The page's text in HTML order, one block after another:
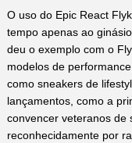
O uso do Epic React
tempo apenas ao
deu o exemplo com o
modelos de
como sneakers de
lançamentos, como a
convencer veteranos de
reconhecidamente por